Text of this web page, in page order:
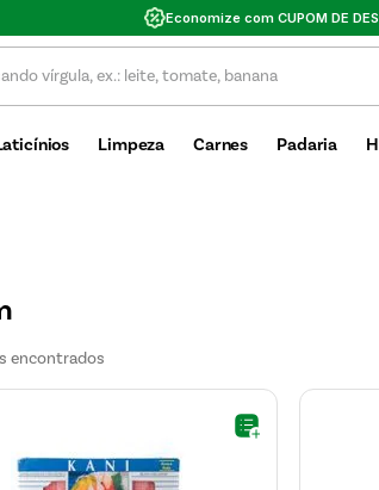
Limpeza Carnes Padaria